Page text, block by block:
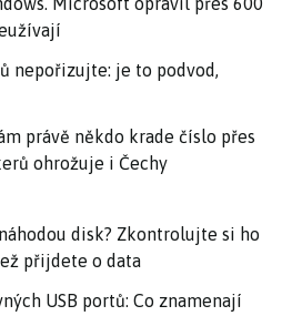
nepořizujte: je to podvod,
právě někdo krade číslo přes
ohrožuje i Čechy
disk? Zkontrolujte si ho
přijdete o data
USB portů: Co znamenají